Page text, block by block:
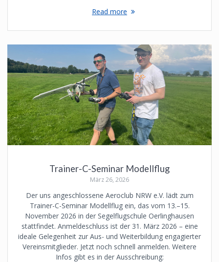
Read more
Trainer-C-Seminar Modellflug
März 26, 2026
Der uns angeschlossene Aeroclub NRW e.V. lädt zum
Trainer-C-Seminar Modellflug ein, das vom 13.–15.
November 2026 in der Segelflugschule Oerlinghausen
stattfindet. Anmeldeschluss ist der 31. März 2026 – eine
ideale Gelegenheit zur Aus- und Weiterbildung engagierter
Vereinsmitglieder. Jetzt noch schnell anmelden. Weitere
Infos gibt es in der Ausschreibung: